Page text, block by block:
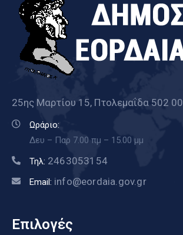
25ης Μαρτίου 15, Πτολεμαΐδα 502 00
Ωράριο:
Δευ – Παρ 7.00 πμ – 15.00 μμ
Τηλ: 2463053154
Email: info@eordaia.gov.gr
Επιλογές